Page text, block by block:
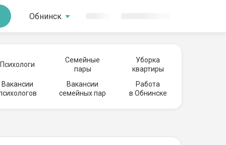
Обнинск
Психологи
Семейные
пары
Уборка
квартиры
Вакансии
Вакансии
семейных пар
Работа
в Обнинске